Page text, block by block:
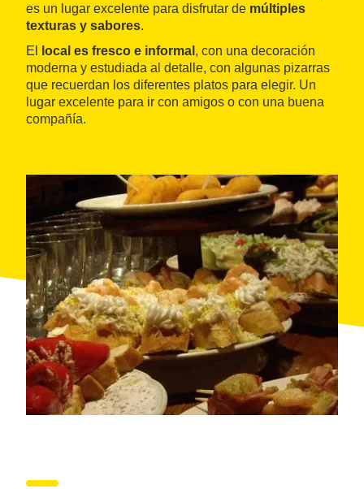
es un lugar excelente para disfrutar de múltiples
texturas y sabores.
El
local es fresco e informal , con una decoración
moderna y estudiada al detalle, con algunas pizarras
que recuerdan los diferentes platos para elegir. Un
lugar excelente para ir con amigos o con una buena
compañía.